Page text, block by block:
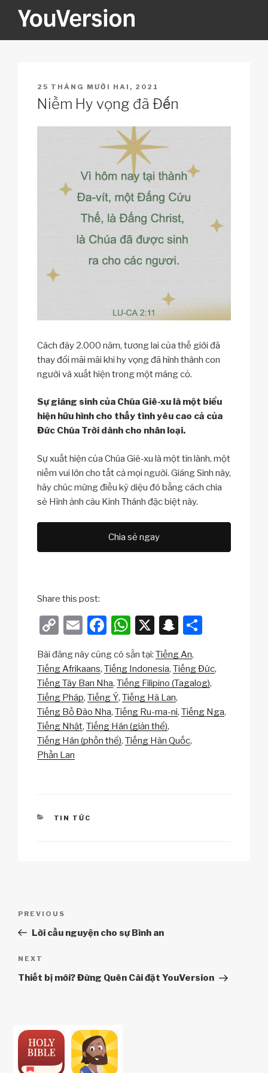
YOUVERSION
POSTED
ON
25 THÁNG MƯỜI HAI, 2021
Niềm Hy vọng đã Đến
Cách đây 2.000 năm, tương lai của thế giới đã
thay đổi mãi mãi khi hy vọng đã hình thành con
người và xuất hiện trong một máng cỏ.
Sự giáng sinh của Chúa Giê-xu là một biểu
hiện hữu hình cho thấy tình yêu cao cả của
Đức Chúa Trời dành cho nhân loại.
Sự xuất hiện của Chúa Giê-xu là một tin lành, một
niềm vui lớn cho tất cả mọi người. Giáng Sinh này,
hãy chúc mừng điều kỳ diệu đó bằng cách chia
sẻ Hình ảnh câu Kinh Thánh đặc biệt này.
Chia sẻ ngay
Share this post:
C
p
y
Li
n
k
E
ail
F
c
e
b
o
o
W
h
at
s
A
p
p
X
S
a
p
h
at
ar
e
Bài đăng này cũng có sẵn tại: Tiếng An
Tiếng Afrikaans Tiếng Indonesia Tiếng Đức
Tiếng Tây Ban Nha Tiếng Filipino (Tagalog)
Tiếng Pháp Tiếng Ý Tiếng Hà Lan
Tiếng Bồ Đào Nha Tiếng Ru-ma-ni Tiếng Nga
Tiếng Nhật Tiếng Hán (giản thể)
Tiếng Hán (phồn thể) Tiếng Hàn Quốc
Phần Lan
CATEGORIES
TIN TỨC
bài
viết
Previous
Post
PREVIOUS
Lời cầu nguyện cho sự Bình an
Next
Post
NEXT
Thiết bị mới? Đừng Quên Cài đặt YouVersion